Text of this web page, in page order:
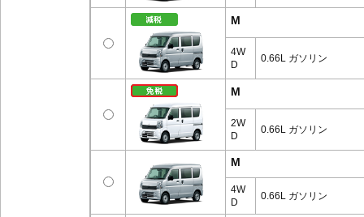
M
4W
D
0.66L ガソリン
M
2W
D
0.66L ガソリン
M
4W
D
0.66L ガソリン